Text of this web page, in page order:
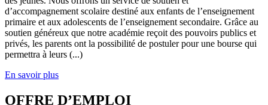
d’accompagnement scolaire destiné aux enfants de l’enseignement
primaire et aux adolescents de l’enseignement secondaire. Grâce au
soutien généreux que notre académie reçoit des pouvoirs publics et
privés, les parents ont la possibilité de postuler pour une bourse qui
permettra à leurs (...)
En savoir plus
OFFRE D’EMPLOI